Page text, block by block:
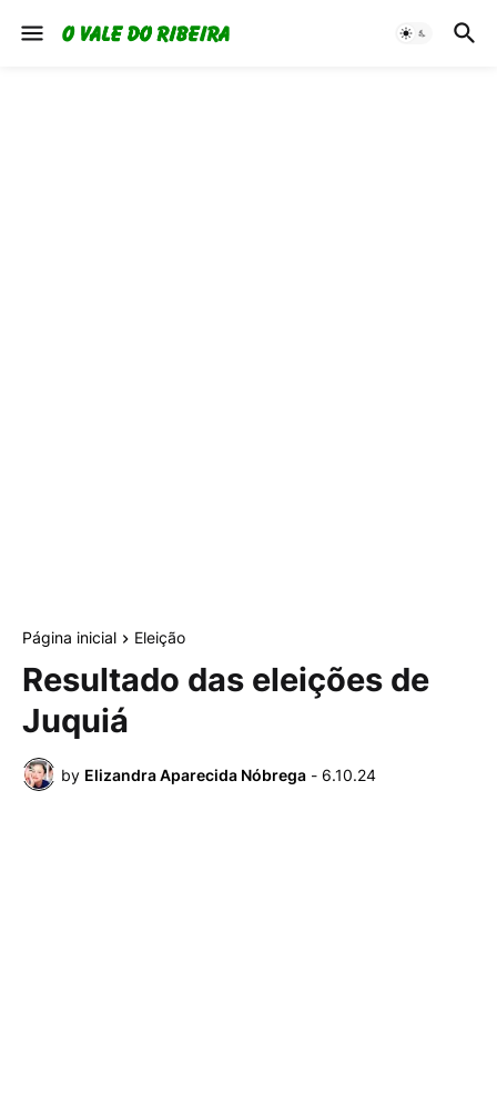
Página inicial Eleição
Resultado das eleições de
Juquiá
by Elizandra Aparecida Nóbrega - 6.10.24